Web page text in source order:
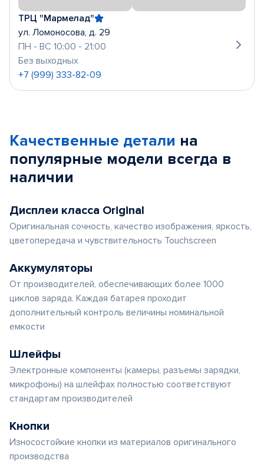
ТРЦ "Мармелад"
ул. Ломоносова, д. 29
ПН - ВС 10:00 - 21:00
Без выходных
+7 (999) 333-82-09
Качественные детали на
популярные модели всегда в
наличии
Дисплеи класса Original
Оригинальная сочность, качество изображения, яркость,
цветопередача и чувствительность Touchscreen
Аккумуляторы
От производителей, обеспечивающих более 1000
циклов заряда. Каждая батарея проходит
дополнительный контроль величины номинальной
емкости
Шлейфы
Электронные компоненты (камеры, разъемы зарядки,
микрофоны) на шлейфах полностью соответствуют
стандартам производителей
Кнопки
Износостойкие кнопки из материалов оригинального
производства